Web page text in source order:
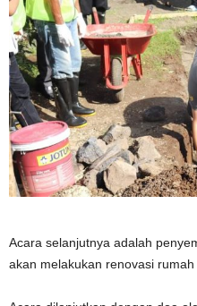
Acara selanjutnya adalah
akan melakukan renovasi rumah